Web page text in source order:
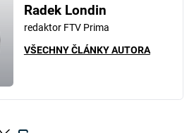
Radek Londin
redaktor FTV Prima
VŠECHNY ČLÁNKY AUTORA